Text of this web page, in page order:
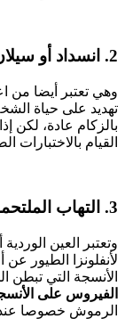
2. انسداد أو سيلان الانف:
وهي تعتبر أيضا من
تهديد على حياة
بالزكام عادة، لكن
القيام بالاختبارات
3. التهاب الملتحمة من اعراض انفلونزا الطيور:
وتعتبر العين
لأنفلونزا الطيور
الأنسجة التي
الفيروس على
الرموش خصوصا عند